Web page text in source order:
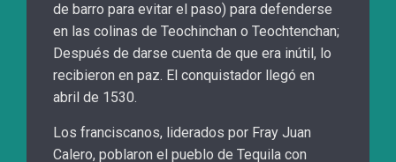
de barro para evitar el paso) para defenderse
en las colinas de Teochinchan o Teochtenchan;
Después de darse cuenta de que era inútil, lo
recibieron en paz. El conquistador llegó en
abril de 1530.
Los franciscanos, liderados por Fray Juan
Calero, poblaron el pueblo de Tequila con